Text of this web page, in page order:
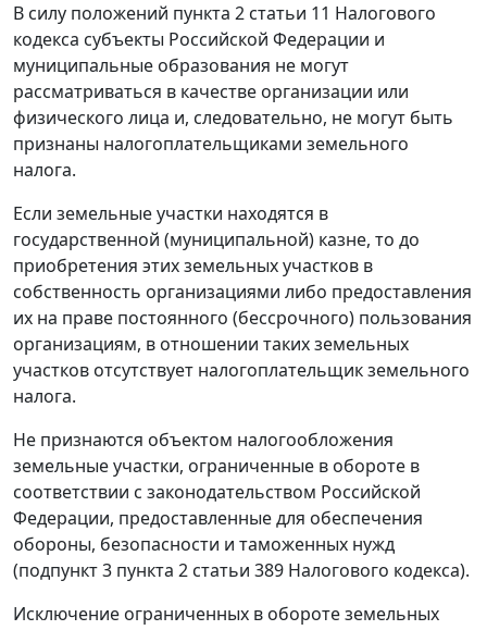
В силу положений пункта 2 статьи 11 Налогового
кодекса субъекты Российской Федерации и
муниципальные образования не могут
рассматриваться в качестве организации или
физического лица и, следовательно, не могут быть
признаны налогоплательщиками земельного
налога.
Если земельные участки находятся в
государственной (муниципальной) казне, то до
приобретения этих земельных участков в
собственность организациями либо предоставления
их на праве постоянного (бессрочного) пользования
организациям, в отношении таких земельных
участков отсутствует налогоплательщик земельного
налога.
Не признаются объектом налогообложения
земельные участки, ограниченные в обороте в
соответствии с законодательством Российской
Федерации, предоставленные для обеспечения
обороны, безопасности и таможенных нужд
(подпункт 3 пункта 2 статьи 389 Налогового кодекса).
Исключение ограниченных в обороте земельных